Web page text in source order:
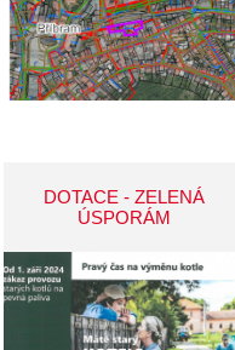
DOTACE - ZELENÁ
ÚSPORÁM